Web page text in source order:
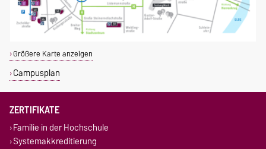
Größere Karte anzeigen
Campusplan
ZERTIFIKATE
Familie in der Hochschule
Systemakkreditierung